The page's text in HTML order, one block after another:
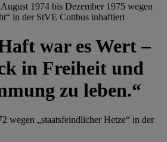
1974 bis Dezember 1975 wegen
in der StVE Cottbus inhaftiert
war es Wert –
in Freiheit und
zu leben.“
wegen „staatsfeindlicher Hetze“ in der